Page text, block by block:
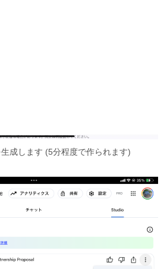
成します (5分程度で作られます)